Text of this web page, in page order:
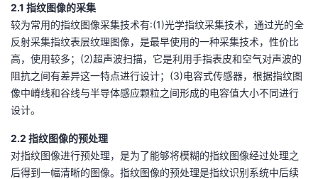
学
堂
我
课
的
我
持
我
的
技
术
我
的
云
2.1 指纹图像的采集
较为常用的指纹图像采集技术有:(1)光学指纹采集技术，通过光的全
反射采集指纹表层纹理图像，是最早使用的一种采集技术，性价比
高，使用较多；(2)超声波扫描，它是利用手指表皮和空气对声波的
阻抗之间有差异这一特点进行设计；(3)电容式传感器，根据指纹图
像中嵴线和谷线与半导体感应颗粒之间形成的电容值大小不同进行
设计。
2.2 指纹图像的预处理
对指纹图像进行预处理，是为了能够将模糊的指纹图像经过处理之
后得到一幅清晰的图像。指纹图像的预处理是指纹识别系统中后续